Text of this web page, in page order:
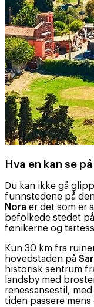
Hva en kan se
Du kan ikke gå
funnstedene på
Nora er det som er
befolkede stedet
fønikerne og
Kun 30 km fra
hovedstaden på
historisk sentrum
landsby med
renessansestil,
tiden passere